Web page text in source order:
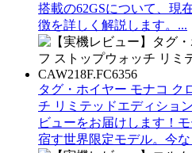
搭載の62GSについて、現
徴を詳しく解説します。...
タグ・ホイヤー モナコ ク
チ リミテッドエディショ
ビューをお届けします！
宿す世界限定モデル。今